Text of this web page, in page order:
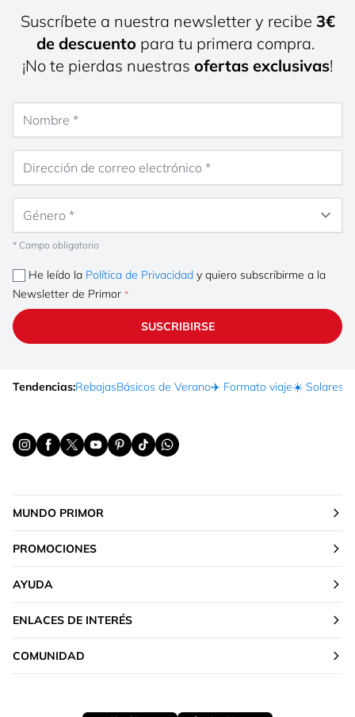
Suscríbete a nuestra newsletter y recibe 3€
de descuento para tu primera compra.
¡No te pierdas nuestras ofertas exclusivas!
* Campo obligatorio
He leído la Política de Privacidad y quiero subscribirme a la
Newsletter de Primor
SUSCRIBIRSE
Tendencias:RebajasBásicos de Verano✈️ Formato viaje☀️ Solares
MUNDO PRIMOR
PROMOCIONES
AYUDA
ENLACES DE INTERÉS
COMUNIDAD